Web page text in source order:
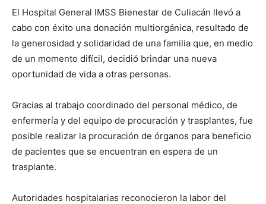
El Hospital General IMSS Bienestar de Culiacán llevó a
cabo con éxito una donación multiorgánica, resultado de
la generosidad y solidaridad de una familia que, en medio
de un momento difícil, decidió brindar una nueva
oportunidad de vida a otras personas.
Gracias al trabajo coordinado del personal médico, de
enfermería y del equipo de procuración y trasplantes, fue
posible realizar la procuración de órganos para beneficio
de pacientes que se encuentran en espera de un
trasplante.
Autoridades hospitalarias reconocieron la labor del